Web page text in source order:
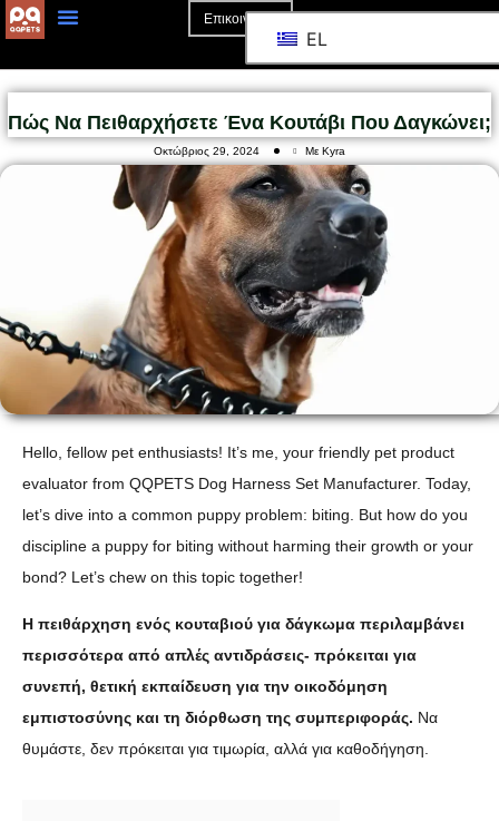
Επικοινωνία
EL
Πώς Να Πειθαρχήσετε Ένα Κουτάβι Που Δαγκώνει;
Οκτώβριος 29, 2024 Με Kyra
Hello, fellow pet enthusiasts! It’s me, your friendly pet product
evaluator from QQPETS Dog Harness Set Manufacturer. Today,
let’s dive into a common puppy problem: biting. But how do you
discipline a puppy for biting without harming their growth or your
bond? Let’s chew on this topic together!
Η πειθάρχηση ενός κουταβιού για δάγκωμα περιλαμβάνει
περισσότερα από απλές αντιδράσεις- πρόκειται για
συνεπή, θετική εκπαίδευση για την οικοδόμηση
εμπιστοσύνης και τη διόρθωση της συμπεριφοράς. Να
θυμάστε, δεν πρόκειται για τιμωρία, αλλά για καθοδήγηση.